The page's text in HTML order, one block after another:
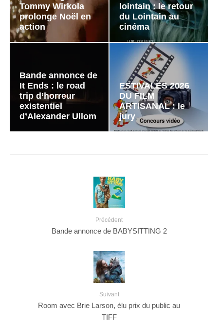
Tommy Wirkola
prolonge Noël en
action
lointain : le retour
du Lointain au
cinéma
Bande annonce de
It Ends : le road
trip d’horreur
existentiel
d’Alexander Ullom
ESTIVALES 2026
DU FILM
ARTISANAL : le
jury
Précédent
Bande annonce de BABYSITTING 2
Suivant
Room avec Brie Larson, élu prix du public au
TIFF